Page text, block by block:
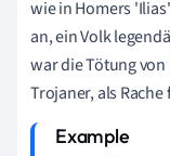
wie in Homers
an, ein Volk
war die Tötung
Trojaner, als